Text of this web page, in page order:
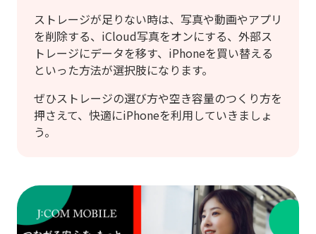
ストレージが足りない時は、写真や動画やアプリ
を削除する、iCloud写真をオンにする、外部ス
トレージにデータを移す、iPhoneを買い替える
といった方法が選択肢になります。
ぜひストレージの選び方や空き容量のつくり方を
押さえて、快適にiPhoneを利用していきましょ
う。